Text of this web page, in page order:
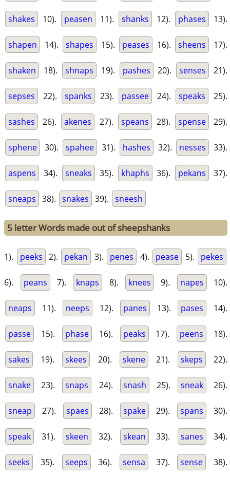
shakes 10). peasen 11). shanks 12). phases 13).
shapen 14). shapes 15). peases 16). sheens 17).
shaken 18). shnaps 19). pashes 20). senses 21).
sepses 22). spanks 23). passee 24). speaks 25).
sashes 26). akenes 27). speans 28). spense 29).
sphene 30). spahee 31). hashes 32). nesses 33).
aspens 34). sneaks 35). khaphs 36). pekans 37).
sneaps 38). snakes 39). sneesh
5 letter Words made out of sheepshanks
1). peeks 2). pekan 3). penes 4). pease 5). pekes
6). peans 7). knaps 8). knees 9). napes 10).
neaps 11). neeps 12). panes 13). pases 14).
passe 15). phase 16). peaks 17). peens 18).
sakes 19). skees 20). skene 21). skeps 22).
snake 23). snaps 24). snash 25). sneak 26).
sneap 27). spaes 28). spake 29). spans 30).
speak 31). skeen 32). skean 33). sanes 34).
seeks 35). seeps 36). sensa 37). sense 38).